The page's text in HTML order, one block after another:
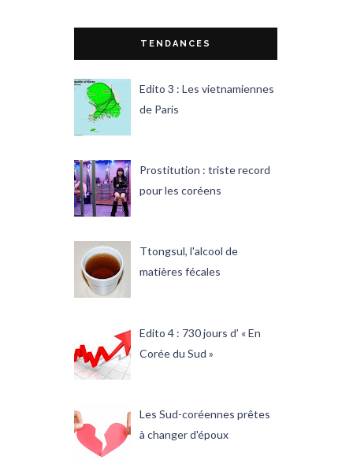
TENDANCES
Edito 3 : Les vietnamiennes
de Paris
Prostitution : triste record
pour les coréens
Ttongsul, l'alcool de
matières fécales
Edito 4 : 730 jours d’ « En
Corée du Sud »
Les Sud-coréennes prêtes
à changer d'époux